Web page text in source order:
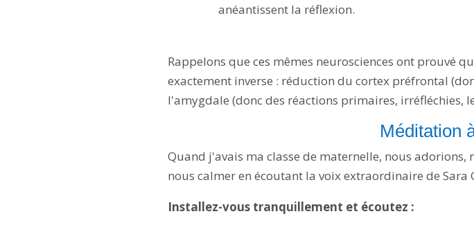
anéantissent la réflexion.
Rappelons que ces mêmes neurosciences ont prouvé
exactement inverse : réduction du cortex préfrontal
l'amygdale (donc des réactions primaires, irréfléchies,
Méditation
Quand j'avais ma classe de maternelle, nous adorions,
nous calmer en écoutant la voix extraordinaire de Sara
Installez-vous tranquillement et écoutez :